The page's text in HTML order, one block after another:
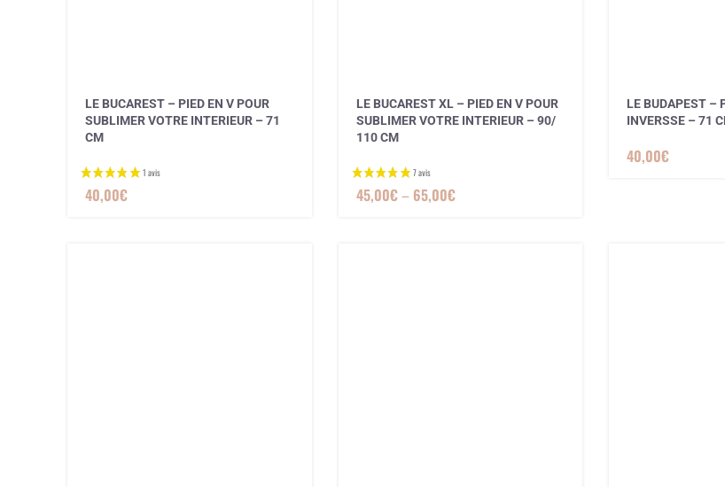
LE BUCAREST – PIED EN V POUR
SUBLIMER VOTRE INTERIEUR – 71
CM
40,00€
LE BUCAREST XL – PIED EN V POUR
SUBLIMER VOTRE INTERIEUR – 90/
110 CM
45,00€– 65,00€
LE BUDAPEST –
INVERSSE – 71
40,00€